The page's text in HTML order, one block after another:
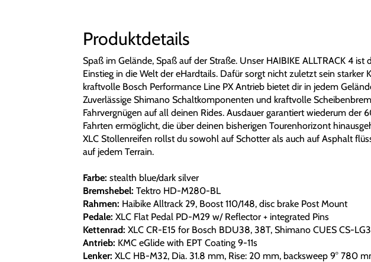
Produktdetails
Spaß im Gelände, Spaß auf der Straße. Unser HAIBIKE ALLTRACK 4 ist
Einstieg in die Welt der eHardtails. Dafür sorgt nicht zuletzt sein starker
kraftvolle Bosch Performance Line PX Antrieb bietet dir in jedem
Zuverlässige Shimano Schaltkomponenten und kraftvolle
Fahrvergnügen auf all deinen Rides. Ausdauer garantiert wiederum der
Fahrten ermöglicht, die über deinen bisherigen Tourenhorizont
XLC Stollenreifen rollst du sowohl auf Schotter als auch auf Asphalt
auf jedem Terrain.
Farbe: stealth blue/dark silver
Bremshebel: Tektro HD-M280-BL
Rahmen: Haibike Alltrack 29, Boost 110/148, disc brake Post Mount
Pedale: XLC Flat Pedal PD-M29 w/ Reflector + integrated Pins
Kettenrad: XLC CR-E15 for Bosch BDU38, 38T, Shimano CUES CS-
Antrieb: KMC eGlide with EPT Coating 9-11s
Lenker: XLC HB-M32, Dia. 31.8 mm, Rise: 20 mm, backsweep 9° 780